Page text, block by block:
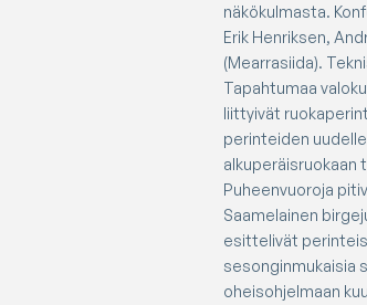
näkökulmasta.
Erik Henriksen,
(Mearrasiida).
Tapahtumaa
liittyivät
perinteiden
alkuperäisruokaan
Puheenvuoroja
Saamelainen
esittelivät
sesonginmukaisia
oheisohjelmaan